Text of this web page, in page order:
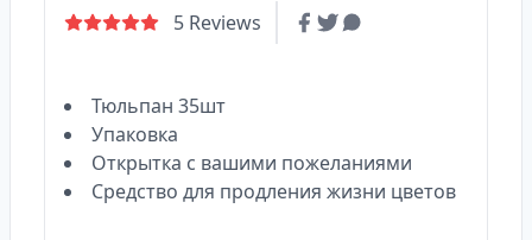
5 Reviews
Тюльпан 35шт
Упаковка
Открытка c вашими пожеланиями
Средство для продления жизни цветов